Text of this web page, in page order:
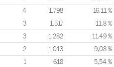
4 1.798 16,11 %
3 1.317 11,8 %
3 1.282 11,49 %
2 1.013 9,08 %
1 618 5,54 %